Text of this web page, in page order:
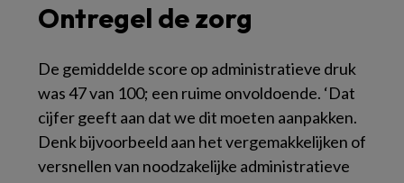
Ontregel de zorg
De gemiddelde score op administratieve druk
was 47 van 100; een ruime onvoldoende. ‘Dat
cijfer geeft aan dat we dit moeten aanpakken.
Denk bijvoorbeeld aan het vergemakkelijken of
versnellen van noodzakelijke administratieve